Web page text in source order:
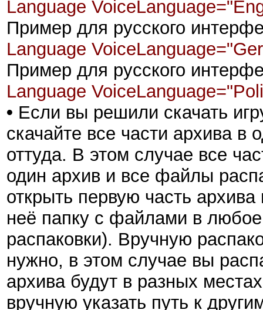
Language
Пример для русского
Language
Пример для русского
Language
• Если вы решили скачать
скачайте все части архива в
оттуда. В этом случае все
один архив и все файлы
открыть первую часть архива
неё папку с файлами в
распаковки). Вручную
нужно, в этом случае вы
архива будут в разных
вручную указать путь к